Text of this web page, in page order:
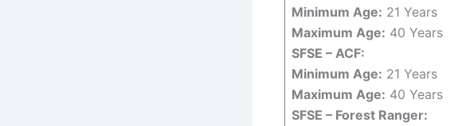
Minimum Age: 21 Years
Maximum Age: 40 Years
SFSE – ACF:
Minimum Age: 21 Years
Maximum Age: 40 Years
SFSE – Forest Ranger: